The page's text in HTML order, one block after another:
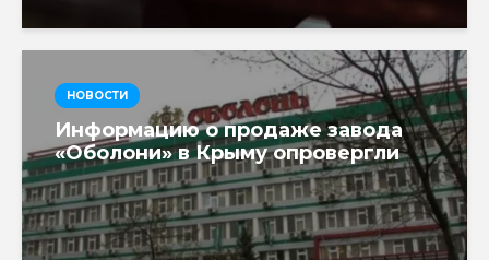
НОВОСТИ
Информацию о продаже завода
«Оболони» в Крыму опровергли